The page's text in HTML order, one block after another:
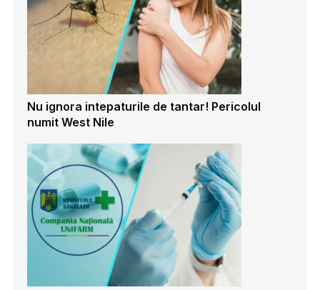
Nu ignora intepaturile de tantar! Pericolul
numit West Nile